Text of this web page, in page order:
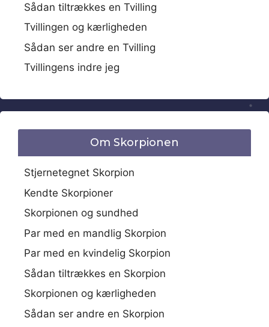
Sådan tiltrækkes en Tvilling
Tvillingen og kærligheden
Sådan ser andre en Tvilling
Tvillingens indre jeg
Om Skorpionen
Stjernetegnet Skorpion
Kendte Skorpioner
Skorpionen og sundhed
Par med en mandlig Skorpion
Par med en kvindelig Skorpion
Sådan tiltrækkes en Skorpion
Skorpionen og kærligheden
Sådan ser andre en Skorpion